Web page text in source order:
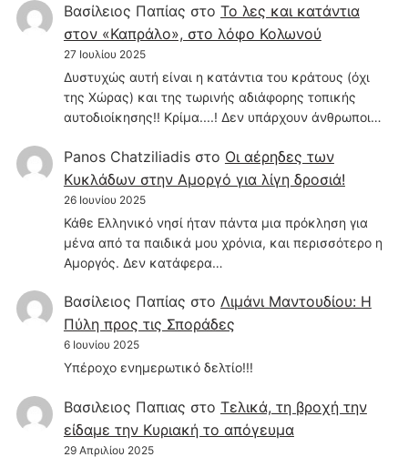
Βασίλειος Παπίας στο Το λες και κατάντια
στον «Καπράλο», στο λόφο Κολωνού
27 Ιουλίου 2025
Δυστυχώς αυτή είναι η κατάντια του κράτους (όχι
της Χώρας) και της τωρινής αδιάφορης τοπικής
αυτοδιοίκησης!! Κρίμα....! Δεν υπάρχουν άνθρωποι…
Panos Chatziliadisστο Οι αέρηδες των
Κυκλάδων στην Αμοργό για λίγη δροσιά!
26 Ιουνίου 2025
Κάθε Ελληνικό νησί ήταν πάντα μια πρόκληση για
μένα από τα παιδικά μου χρόνια, και περισσότερο η
Αμοργός. Δεν κατάφερα…
Βασίλειος Παπίας στο Λιμάνι Μαντουδίου: Η
Πύλη προς τις Σποράδες
6 Ιουνίου 2025
Υπέροχο ενημερωτικό δελτίο!!!
Βασιλειος Παπιας στο Τελικά, τη βροχή την
είδαμε την Κυριακή το απόγευμα
29 Απριλίου 2025